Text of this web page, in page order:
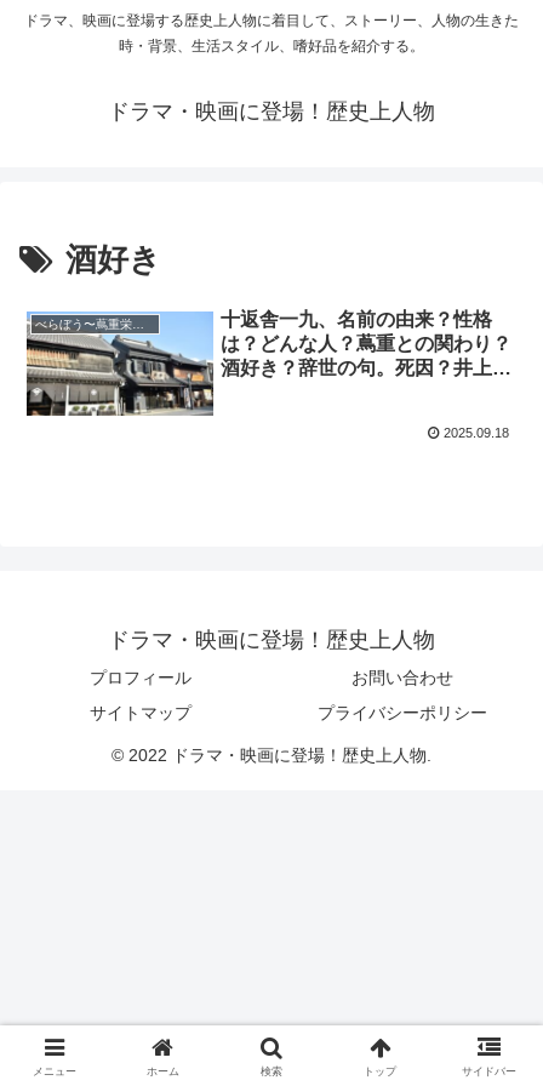
ドラマ、映画に登場する歴史上人物に着目して、ストーリー、人物の生きた
時・背景、生活スタイル、嗜好品を紹介する。
ドラマ・映画に登場！歴史上人物
酒好き
べらぼう〜蔦重栄華乃夢噺
十返舎一九、名前の由来？性格
は？どんな人？蔦重との関わり？
酒好き？辞世の句。死因？井上芳
2025.09.18
ドラマ・映画に登場！歴史上人物
プロフィール
お問い合わせ
サイトマップ
プライバシーポリシー
© 2022 ドラマ・映画に登場！歴史上人物.
メニュー ホーム 検索 トップ サイドバー